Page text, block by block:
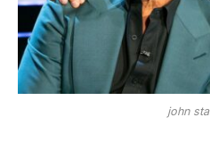
john